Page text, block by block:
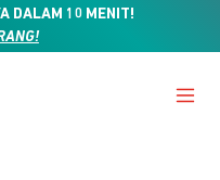
DALAM 10 MENIT!